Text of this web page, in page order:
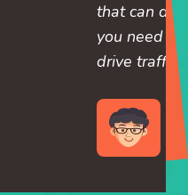
every thing at
awareness,
with
Agency